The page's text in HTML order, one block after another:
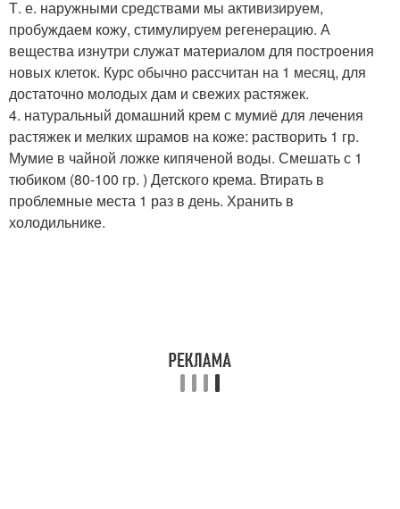
Т. е. наружными средствами мы активизируем,
пробуждаем кожу, стимулируем регенерацию. А
вещества изнутри служат материалом для построения
новых клеток. Курс обычно рассчитан на 1 месяц, для
достаточно молодых дам и свежих растяжек.
4. натуральный домашний крем с мумиё для лечения
растяжек и мелких шрамов на коже: растворить 1 гр.
Мумие в чайной ложке кипяченой воды. Смешать с 1
тюбиком (80-100 гр. ) Детского крема. Втирать в
проблемные места 1 раз в день. Хранить в
холодильнике.